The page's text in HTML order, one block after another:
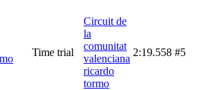
Time trial
Circuit de
la
comunitat
valenciana
ricardo
tormo
2:19.558 #5